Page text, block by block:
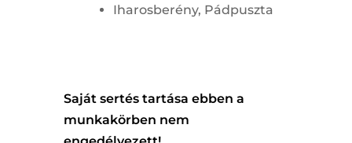
Iharosberény, Pádpuszta
Saját sertés tartása ebben a
munkakörben nem